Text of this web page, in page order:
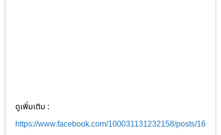
ดูเพิ่มเติม :
https://www.facebook.com/100031131232158/posts/16